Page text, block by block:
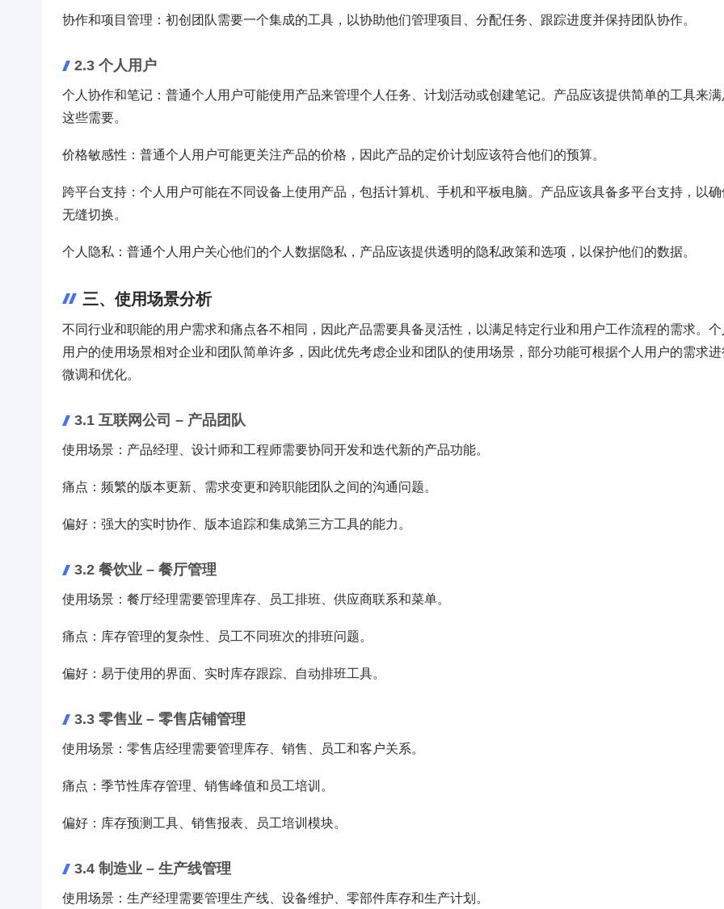
协作和项目管理：初创团队需要一个集成的工具，以协助他们管理项目、分配任务、跟踪进度并保持团队协作。
2.3 个人用户
个人协作和笔记：普通个人用户可能使用产品来管理个人任务、计划活动或创建笔记。产品应该提供简单的工具来满
这些需要。
价格敏感性：普通个人用户可能更关注产品的价格，因此产品的定价计划应该符合他们的预算。
跨平台支持：个人用户可能在不同设备上使用产品，包括计算机、手机和平板电脑。产品应该具备多平台支持，以确
无缝切换。
个人隐私：普通个人用户关心他们的个人数据隐私，产品应该提供透明的隐私政策和选项，以保护他们的数据。
三、使用场景分析
不同行业和职能的用户需求和痛点各不相同，因此产品需要具备灵活性，以满足特定行业和用户工作流程的需求。个
用户的使用场景相对企业和团队简单许多，因此优先考虑企业和团队的使用场景，部分功能可根据个人用户的需求进
微调和优化。
3.1 互联网公司 – 产品团队
使用场景：产品经理、设计师和工程师需要协同开发和迭代新的产品功能。
痛点：频繁的版本更新、需求变更和跨职能团队之间的沟通问题。
偏好：强大的实时协作、版本追踪和集成第三方工具的能力。
3.2 餐饮业 – 餐厅管理
使用场景：餐厅经理需要管理库存、员工排班、供应商联系和菜单。
痛点：库存管理的复杂性、员工不同班次的排班问题。
偏好：易于使用的界面、实时库存跟踪、自动排班工具。
3.3 零售业 – 零售店铺管理
使用场景：零售店经理需要管理库存、销售、员工和客户关系。
痛点：季节性库存管理、销售峰值和员工培训。
偏好：库存预测工具、销售报表、员工培训模块。
3.4 制造业 – 生产线管理
使用场景：生产经理需要管理生产线、设备维护、零部件库存和生产计划。